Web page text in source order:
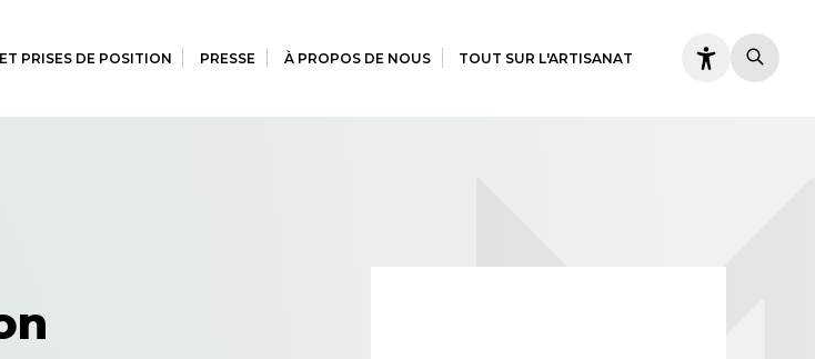
PRISES DE POSITION PRESSE À PROPOS DE NOUS TOUT SUR L'ARTISANAT